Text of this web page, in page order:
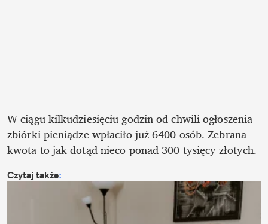
W ciągu kilkudziesięciu godzin od chwili ogłoszenia
zbiórki pieniądze wpłaciło już 6400 osób. Zebrana
kwota to jak dotąd nieco ponad 300 tysięcy złotych.
Czytaj także: